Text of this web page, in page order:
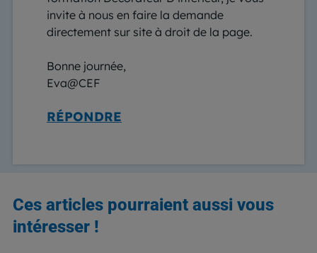
invite à nous en faire la demande
directement sur site à droit de la page.
Bonne journée,
Eva@CEF
RÉPONDRE
Ces articles pourraient aussi vous
intéresser !